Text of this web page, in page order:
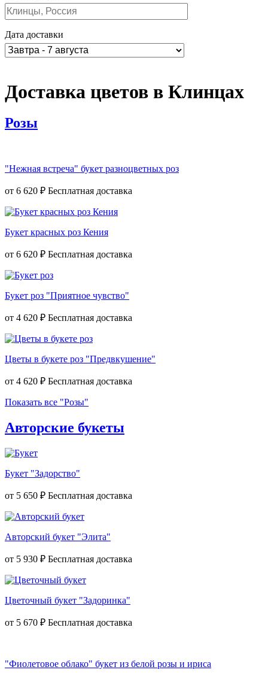
Дата доставки
Доставка цветов в Клинцах
Розы
"Нежная встреча" букет разноцветных роз
от 6 620 ₽
Букет красных роз Кения
от 6 620 ₽
Букет роз "Приятное чувство"
от 4 620 ₽
Цветы в букете роз "Предвкушение"
от 4 620 ₽
Показать все "Розы"
Авторские букеты
Букет "Задорство"
от 5 650 ₽
Авторский букет "Элита"
от 5 930 ₽
Цветочный букет "Задоринка"
от 5 670 ₽
"Фиолетовое облако" букет из белой розы и ириса